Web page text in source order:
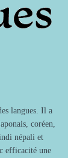
langues. Il a
coréen,
népali et
efficacité une